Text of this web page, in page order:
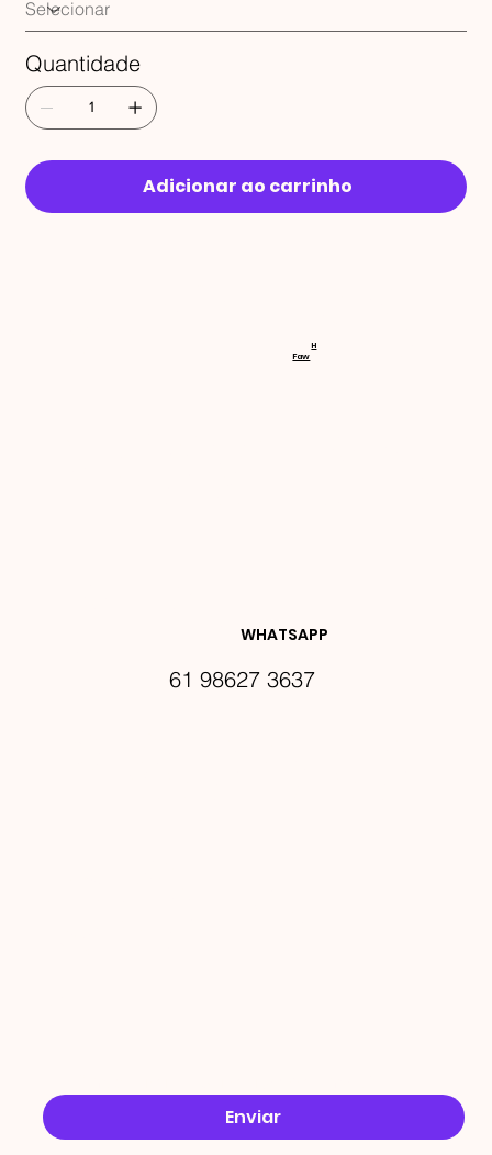
Quantidade
Adicionar ao carrinho
RECEBA
DES E
Enviar
WHATSAPP
61 98627 3637
Faw
H